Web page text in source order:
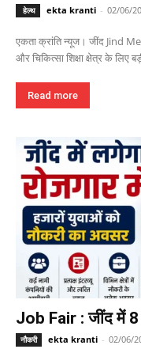
हेल्थ ekta kranti - 02/06/
एकता क्रांति न्यूज। जींद Jind
और चिकित्सा शिक्षा क्षेत्र के
Read more
Job Fair : जींद में 8
नौकरी ekta kranti - 02/06/